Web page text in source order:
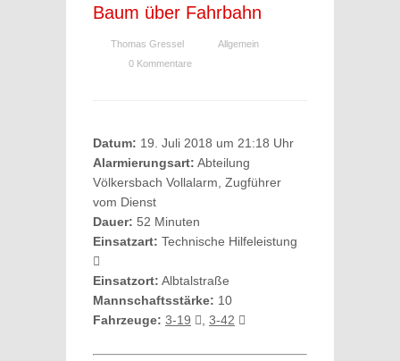
Baum über Fahrbahn
Thomas Gressel
Allgemein
0 Kommentare
Datum: 19. Juli 2018 um 21:18 Uhr
Alarmierungsart: Abteilung
Völkersbach Vollalarm, Zugführer
vom Dienst
Dauer: 52 Minuten
Einsatzart: Technische Hilfeleistung
Einsatzort: Albtalstraße
Mannschaftsstärke: 10
Fahrzeuge: 3-19 3-42